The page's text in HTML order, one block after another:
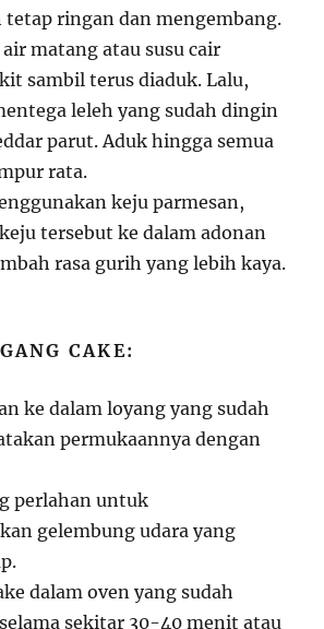
tetap ringan dan mengembang.
matang atau susu cair
sambil terus diaduk. Lalu,
leleh yang sudah dingin
parut. Aduk hingga semua
rata.
keju parmesan,
tersebut ke dalam adonan
rasa gurih yang lebih kaya.
CAKE:
ke dalam loyang yang sudah
permukaannya dengan
perlahan untuk
gelembung udara yang
dalam oven yang sudah
sekitar 30-40 menit atau